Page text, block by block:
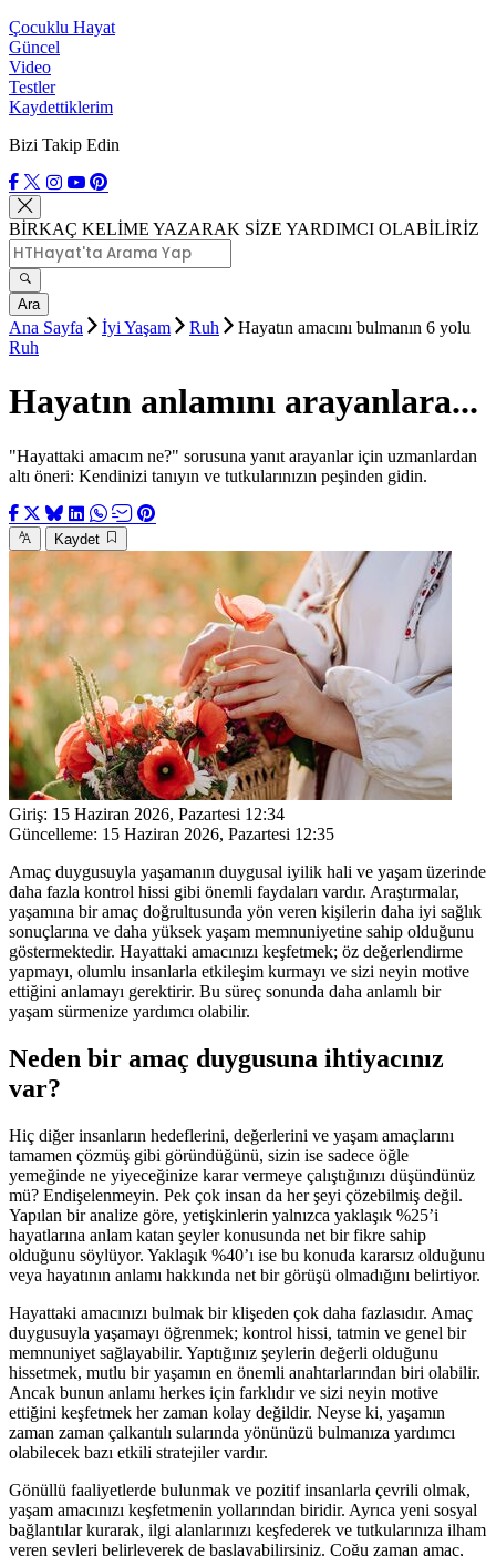
Çocuklu Hayat
Güncel
Video
Testler
Kaydettiklerim
Bizi Takip Edin
BİRKAÇ KELİME YAZARAK SİZE YARDIMCI OLABİLİRİZ
Ara
Ana Sayfa İyi Yaşam Ruh
Hayatın amacını bulmanın 6 yolu
Ruh
Hayatın anlamını arayanlara...
"Hayattaki amacım ne?" sorusuna yanıt arayanlar için uzmanlardan
altı öneri: Kendinizi tanıyın ve tutkularınızın peşinden gidin.
Kaydet
Giriş: 15 Haziran 2026, Pazartesi 12:34
Güncelleme: 15 Haziran 2026, Pazartesi 12:35
Amaç duygusuyla yaşamanın duygusal iyilik hali ve yaşam üzerinde
daha fazla kontrol hissi gibi önemli faydaları vardır. Araştırmalar,
yaşamına bir amaç doğrultusunda yön veren kişilerin daha iyi sağlık
sonuçlarına ve daha yüksek yaşam memnuniyetine sahip olduğunu
göstermektedir. Hayattaki amacınızı keşfetmek; öz değerlendirme
yapmayı, olumlu insanlarla etkileşim kurmayı ve sizi neyin motive
ettiğini anlamayı gerektirir. Bu süreç sonunda daha anlamlı bir
yaşam sürmenize yardımcı olabilir.
Neden bir amaç duygusuna ihtiyacınız
var?
Hiç diğer insanların hedeflerini, değerlerini ve yaşam amaçlarını
tamamen çözmüş gibi göründüğünü, sizin ise sadece öğle
yemeğinde ne yiyeceğinize karar vermeye çalıştığınızı düşündünüz
mü? Endişelenmeyin. Pek çok insan da her şeyi çözebilmiş değil.
Yapılan bir analize göre, yetişkinlerin yalnızca yaklaşık %25’i
hayatlarına anlam katan şeyler konusunda net bir fikre sahip
olduğunu söylüyor. Yaklaşık %40’ı ise bu konuda kararsız olduğunu
veya hayatının anlamı hakkında net bir görüşü olmadığını belirtiyor.
Hayattaki amacınızı bulmak bir klişeden çok daha fazlasıdır. Amaç
duygusuyla yaşamayı öğrenmek; kontrol hissi, tatmin ve genel bir
memnuniyet sağlayabilir. Yaptığınız şeylerin değerli olduğunu
hissetmek, mutlu bir yaşamın en önemli anahtarlarından biri olabilir.
Ancak bunun anlamı herkes için farklıdır ve sizi neyin motive
ettiğini keşfetmek her zaman kolay değildir. Neyse ki, yaşamın
zaman zaman çalkantılı sularında yönünüzü bulmanıza yardımcı
olabilecek bazı etkili stratejiler vardır.
Gönüllü faaliyetlerde bulunmak ve pozitif insanlarla çevrili olmak,
yaşam amacınızı keşfetmenin yollarından biridir. Ayrıca yeni sosyal
bağlantılar kurarak, ilgi alanlarınızı keşfederek ve tutkularınıza ilham
veren şeyleri belirleyerek de başlayabilirsiniz. Çoğu zaman amaç,